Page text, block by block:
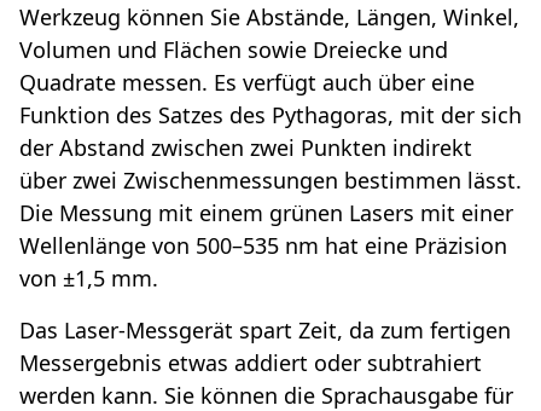
Werkzeug können Sie Abstände, Längen, Winkel,
Volumen und Flächen sowie Dreiecke und
Quadrate messen. Es verfügt auch über eine
Funktion des Satzes des Pythagoras, mit der sich
der Abstand zwischen zwei Punkten indirekt
über zwei Zwischenmessungen bestimmen lässt.
Die Messung mit einem grünen Lasers mit einer
Wellenlänge von 500–535 nm hat eine Präzision
von ±1,5 mm.
Das Laser-Messgerät spart Zeit, da zum fertigen
Messergebnis etwas addiert oder subtrahiert
werden kann. Sie können die Sprachausgabe für